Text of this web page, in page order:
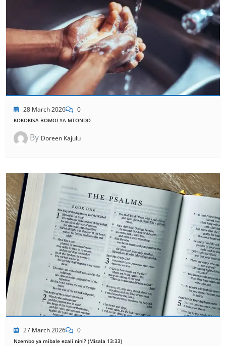
28 March 2026 0
KOKOKISA BOMOI YA MTONDO
By Doreen Kajulu
27 March 2026 0
Nzembo ya mibale ezali nini? (Misala 13:33)